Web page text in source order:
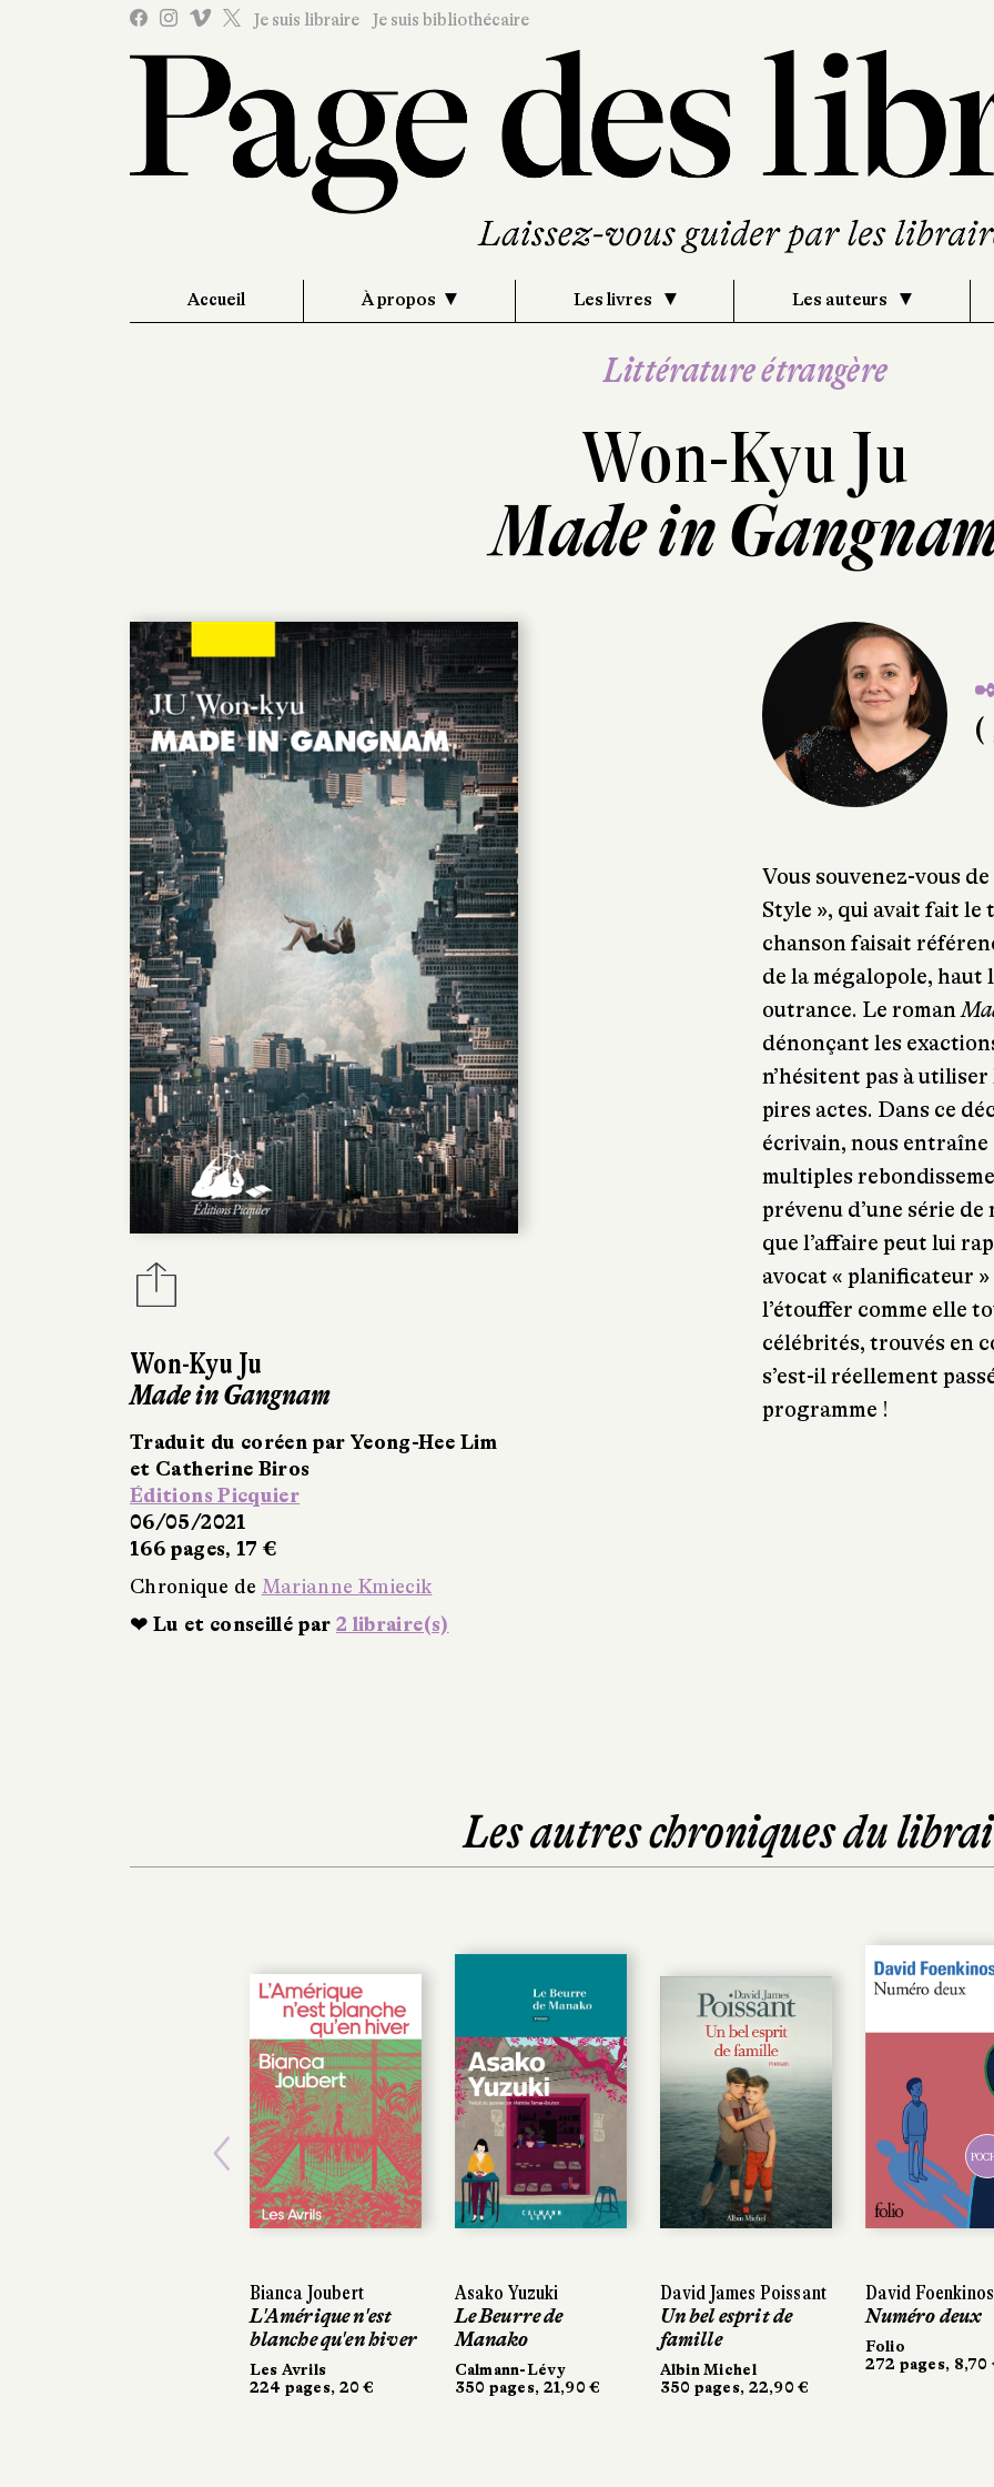
Je suis libraire Je suis bibliothécaire
Accueil À propos Les livres Les auteurs
Littérature étrangère
Won-Kyu Ju
Made in
Won-Kyu Ju
Made in Gangnam
Traduit du coréen par Yeong-Hee Lim
et Catherine Biros
Éditions Picquier
06/05/2021
166 pages, 17 €
Chronique de Marianne Kmiecik
❤ Lu et conseillé par 2 libraire(s)
(
Vous souvenez-vous
Style », qui avait fait le
chanson faisait
de la mégalopole, haut
outrance. Le roman
dénonçant les
n’hésitent pas à
pires actes. Dans ce
écrivain, nous
multiples
prévenu d’une série
que l’affaire peut lui
avocat « planificateur
l’étouffer comme elle
célébrités, trouvés en
s’est-il réellement
programme !
Les autres chroniques du
Bianca Joubert
L'Amérique n'est
blanche qu'en hiver
Les Avrils
224 pages, 20 €
Asako Yuzuki
Le Beurre de
Manako
Calmann-Lévy
350 pages, 21,90 €
David James Poissant
Un bel esprit de
famille
Albin Michel
350 pages, 22,90 €
David Foenkinos
Numéro deux
Folio
272 pages, 8,70
Asako Yuzuki
Le Beurre de
Manako
Calmann-Lévy
350 pages, 21,90 €
David James Poissant
Un bel esprit de
famille
Albin Michel
350 pages, 22,90 €
David Foenkinos
Numéro deux
Folio
272 pages, 8,70
Previous